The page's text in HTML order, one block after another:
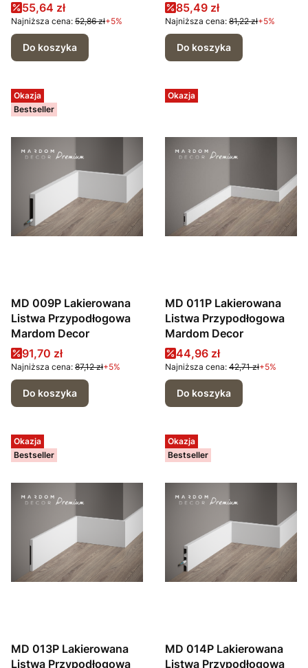
Cena promocyjna
55,64 zł
Najniższa cena: 52,86 zł+5%
Do koszyka
Cena promocyjna
85,49 zł
Najniższa cena: 81,22 zł+5%
Do koszyka
Okazja
Bestseller
MD 009P Lakierowana
Listwa Przypodłogowa
Mardom Decor
Cena promocyjna
91,70 zł
Najniższa cena: 87,12 zł+5%
Do koszyka
Okazja
MD 011P Lakierowana
Listwa Przypodłogowa
Mardom Decor
Cena promocyjna
44,96 zł
Najniższa cena: 42,71 zł+5%
Do koszyka
Okazja
Bestseller
MD 013P Lakierowana
Listwa Przypodłogowa
Okazja
Bestseller
MD 014P Lakierowana
Listwa Przypodłogowa